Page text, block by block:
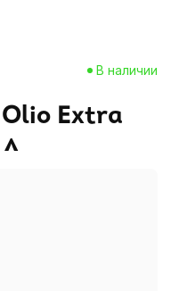
В наличии
Extra